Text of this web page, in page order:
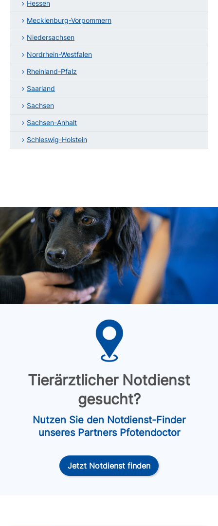
Hessen
Mecklenburg-Vorpommern
Niedersachsen
Nordrhein-Westfalen
Rheinland-Pfalz
Saarland
Sachsen
Sachsen-Anhalt
Schleswig-Holstein
Tierärztlicher Notdienst
gesucht?
Nutzen Sie den Notdienst-Finder
unseres Partners Pfotendoctor
Jetzt Notdienst finden